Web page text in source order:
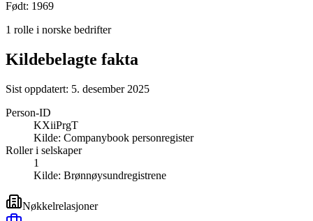
Født: 1969
1 rolle i norske bedrifter
Kildebelagte fakta
Sist oppdatert: 5. desember 2025
Person-ID
KXiiPrgT
Kilde: Companybook personregister
Roller i selskaper
1
Kilde: Brønnøysundregistrene
Nøkkelrelasjoner